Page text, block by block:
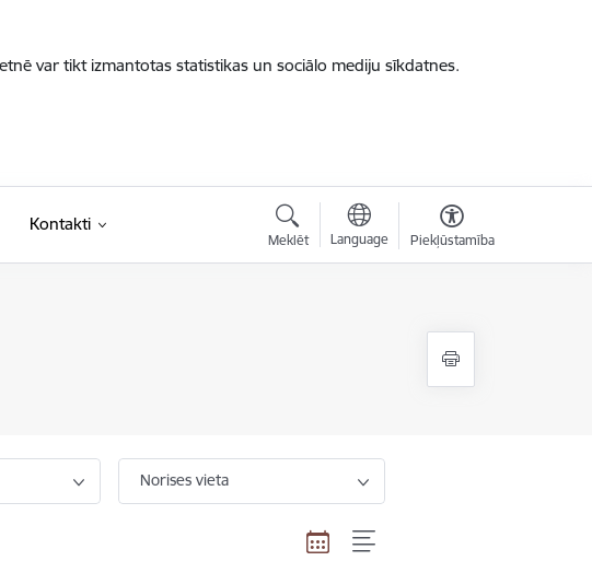
var tikt izmantotas statistikas un sociālo mediju sīkdatnes.
Kontakti
Meklēt Language Piekļūstamība
Norises vieta